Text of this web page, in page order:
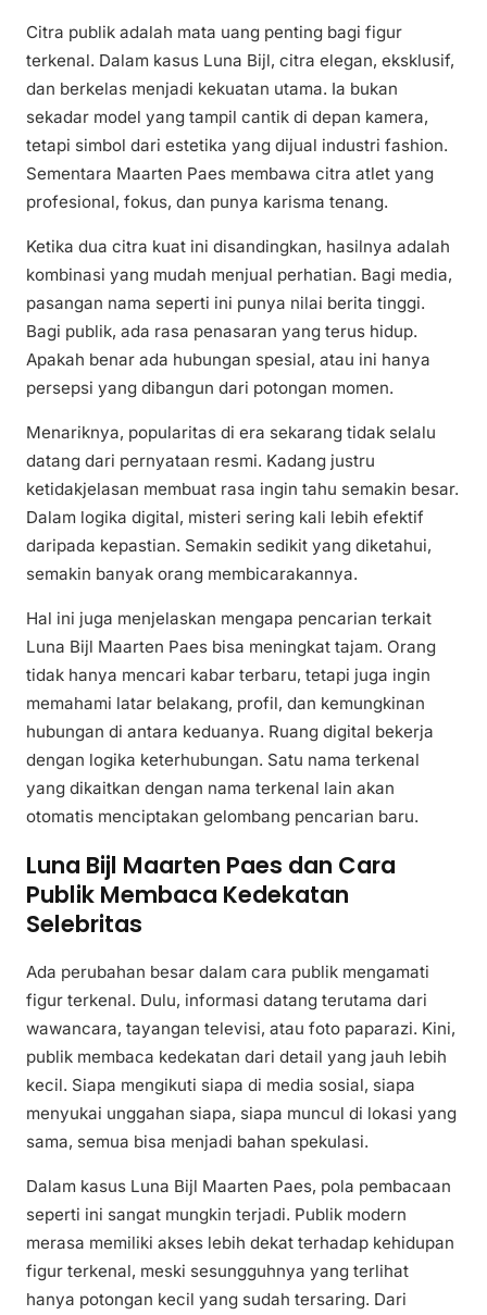
Citra publik adalah mata uang penting bagi figur
terkenal. Dalam kasus Luna Bijl, citra elegan, eksklusif,
dan berkelas menjadi kekuatan utama. Ia bukan
sekadar model yang tampil cantik di depan kamera,
tetapi simbol dari estetika yang dijual industri fashion.
Sementara Maarten Paes membawa citra atlet yang
profesional, fokus, dan punya karisma tenang.
Ketika dua citra kuat ini disandingkan, hasilnya adalah
kombinasi yang mudah menjual perhatian. Bagi media,
pasangan nama seperti ini punya nilai berita tinggi.
Bagi publik, ada rasa penasaran yang terus hidup.
Apakah benar ada hubungan spesial, atau ini hanya
persepsi yang dibangun dari potongan momen.
Menariknya, popularitas di era sekarang tidak selalu
datang dari pernyataan resmi. Kadang justru
ketidakjelasan membuat rasa ingin tahu semakin besar.
Dalam logika digital, misteri sering kali lebih efektif
daripada kepastian. Semakin sedikit yang diketahui,
semakin banyak orang membicarakannya.
Hal ini juga menjelaskan mengapa pencarian terkait
Luna Bijl Maarten Paes bisa meningkat tajam. Orang
tidak hanya mencari kabar terbaru, tetapi juga ingin
memahami latar belakang, profil, dan kemungkinan
hubungan di antara keduanya. Ruang digital bekerja
dengan logika keterhubungan. Satu nama terkenal
yang dikaitkan dengan nama terkenal lain akan
otomatis menciptakan gelombang pencarian baru.
Luna Bijl Maarten Paes dan Cara
Publik Membaca Kedekatan
Selebritas
Ada perubahan besar dalam cara publik mengamati
figur terkenal. Dulu, informasi datang terutama dari
wawancara, tayangan televisi, atau foto paparazi. Kini,
publik membaca kedekatan dari detail yang jauh lebih
kecil. Siapa mengikuti siapa di media sosial, siapa
menyukai unggahan siapa, siapa muncul di lokasi yang
sama, semua bisa menjadi bahan spekulasi.
Dalam kasus Luna Bijl Maarten Paes, pola pembacaan
seperti ini sangat mungkin terjadi. Publik modern
merasa memiliki akses lebih dekat terhadap kehidupan
figur terkenal, meski sesungguhnya yang terlihat
hanya potongan kecil yang sudah tersaring. Dari